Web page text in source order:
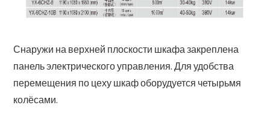
Снаружи на верхней плоскости шкафа закреплена
панель электрического управления. Для удобства
перемещения по цеху шкаф оборудуется четырьмя
колёсами.